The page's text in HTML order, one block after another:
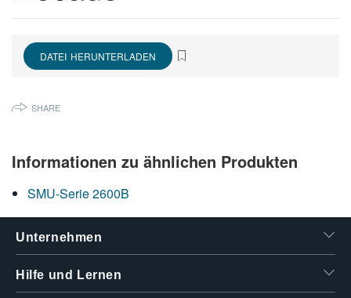
DATEI HERUNTERLADEN
SHARE
Informationen zu ähnlichen Produkten
SMU-Serie 2600B
Unternehmen
Hilfe und Lernen